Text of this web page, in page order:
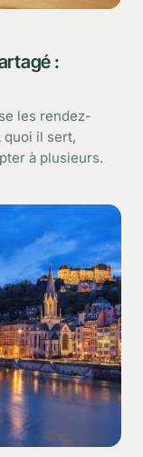
:
les rendez-
quoi il sert,
à plusieurs.